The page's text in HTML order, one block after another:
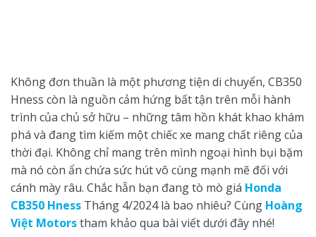
Không đơn thuần là một phương tiện di chuyển, CB350
Hness còn là nguồn cảm hứng bất tận trên mỗi hành
trình của chủ sở hữu – những tâm hồn khát khao khám
phá và đang tìm kiếm một chiếc xe mang chất riêng của
thời đại. Không chỉ mang trên mình ngoại hình bụi bặm
mà nó còn ẩn chứa sức hút vô cùng mạnh mẽ đối với
cánh mày râu. Chắc hẵn bạn đang tò mò giá Honda
CB350 Hness Tháng 4/2024 là bao nhiêu? Cùng Hoàng
Việt Motorstham khảo qua bài viết dưới đây nhé!